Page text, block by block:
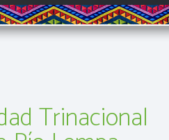
Trinacional